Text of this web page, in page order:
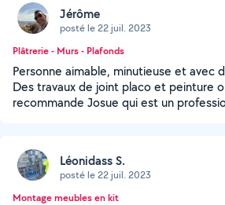
Jérôme
posté le 22 juil. 2023
Plâtrerie - Murs - Plafonds
Personne aimable, minutieuse et avec
Des travaux de joint placo et peinture
recommande Josue qui est un
Léonidass S.
posté le 22 juil. 2023
Montage meubles en kit